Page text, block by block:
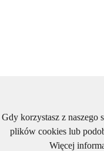
Gdy korzystasz z naszego
plików cookies lub
Więcej